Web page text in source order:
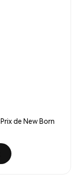
Prix de New Born